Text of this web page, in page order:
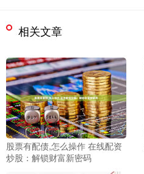
相关文章
股票有配债,怎么操作 在线配资
炒股：解锁财富新密码